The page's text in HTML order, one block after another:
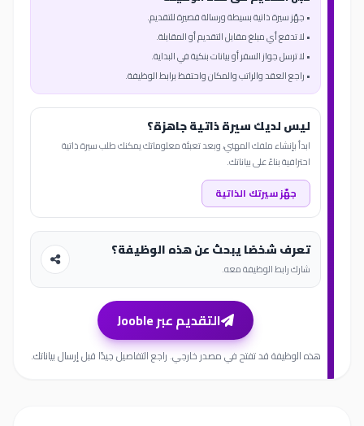
• جهّز سيرة ذاتية بسيطة ورسالة قصيرة للتقديم.
• لا تدفع أي مبلغ مقابل التقديم أو المقابلة.
• لا ترسل جواز السفر أو بيانات بنكية في البداية.
• راجع العقد والراتب والمكان واحتفظ برابط الوظيفة.
ليس لديك سيرة ذاتية جاهزة؟
ابدأ بإنشاء ملفك المهني، وبعد تعبئة معلوماتك يمكنك طلب سيرة ذاتية
احترافية بناءً على بياناتك.
جهّز سيرتك الذاتية
تعرف شخصًا يبحث عن هذه الوظيفة؟
شارك رابط الوظيفة معه.
التقديم عبر Jooble
هذه الوظيفة قد تفتح في مصدر خارجي. راجع التفاصيل جيدًا قبل إرسال بياناتك.